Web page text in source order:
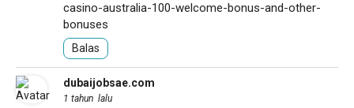
casino-australia-100-welcome-bonus-and-other-
bonuses
Balas
dubaijobsae.com
1 tahun lalu